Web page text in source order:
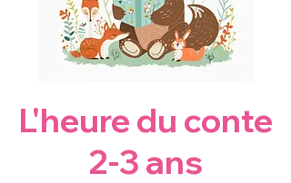
L'heure du conte
2-3 ans